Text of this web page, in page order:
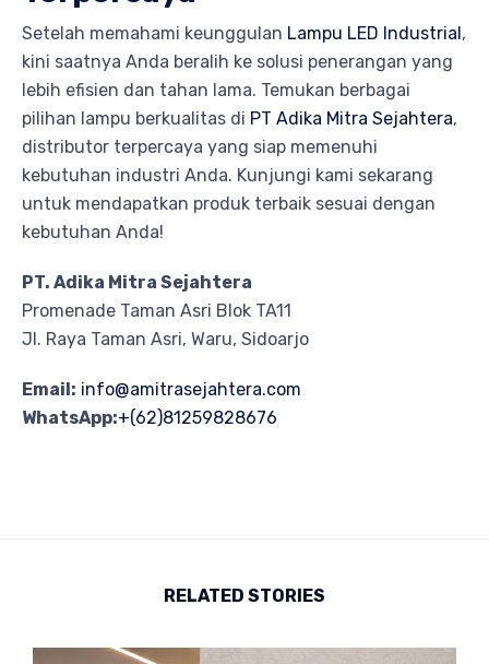
Setelah memahami keunggulan Lampu LED Industrial ,
kini saatnya Anda beralih ke solusi penerangan yang
lebih efisien dan tahan lama. Temukan berbagai
pilihan lampu berkualitas di PT Adika Mitra Sejahtera,
distributor terpercaya yang siap memenuhi
kebutuhan industri Anda. Kunjungi kami sekarang
untuk mendapatkan produk terbaik sesuai dengan
kebutuhan Anda!
PT. Adika Mitra Sejahtera
Promenade Taman Asri Blok TA11
Jl. Raya Taman Asri, Waru, Sidoarjo
Email: info@amitrasejahtera.com
WhatsApp:+(62)81259828676
RELATED STORIES